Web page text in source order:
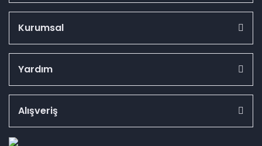
Kurumsal
Yardım
Alışveriş